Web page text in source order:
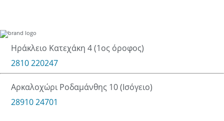
Ηράκλειο Κατεχάκη 4 (1ος όροφος)
2810 220247
Αρκαλοχώρι Ροδαμάνθης 10 (Ισόγειο)
28910 24701